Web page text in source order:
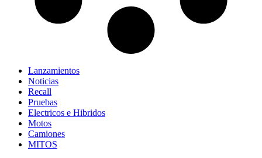
Lanzamientos
Noticias
Recall
Pruebas
Electricos e Hibridos
Motos
Camiones
MITOS